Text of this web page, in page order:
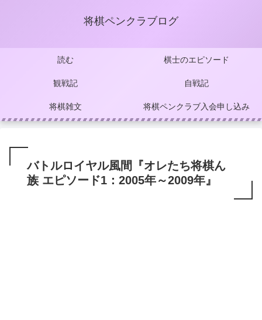
将棋ペンクラブログ
読む 棋士のエピソード
観戦記 自戦記
将棋雑文 将棋ペンクラブ入会申し込み
バトルロイヤル風間『オレたち将棋ん
族 エピソード1：2005年～2009年』